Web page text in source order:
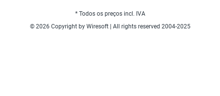
* Todos os preços incl. IVA
© 2026 Copyright by Wiresoft | All rights reserved 2004-2025